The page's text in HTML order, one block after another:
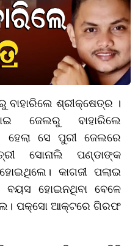
ବାହାରିଲେ ଶ୍ରୀକ୍ଷେତ୍ର ।
ଜେଲରୁ ବାହାରିଲେ
ହେଲା ସେ ପୁରୀ ଜେଲରେ
ସୋନାଲି ପଣ୍ଡାଙ୍କ
କାଗଜୀ ପଲାଇ
ହୋଇନଥିବା ବେଳେ
ପକ୍ସୋ ଆକ୍ଟରେ ଗିରଫ